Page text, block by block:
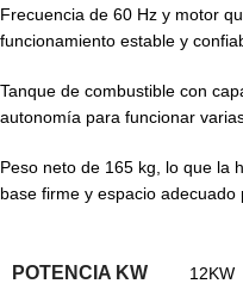
Frecuencia de 60 Hz y motor
funcionamiento estable y
Tanque de combustible con
autonomía para funcionar
Peso neto de 165 kg, lo que la
base firme y espacio adecuado
POTENCIA KW 12KW